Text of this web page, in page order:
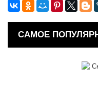
САМОЕ